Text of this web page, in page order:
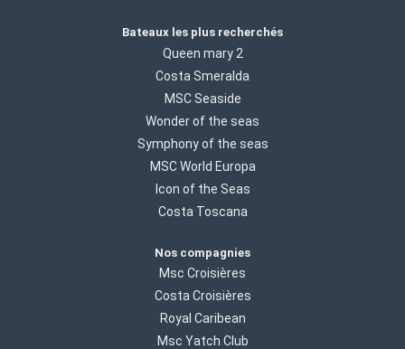
Bateaux les plus recherchés
Queen mary 2
Costa Smeralda
MSC Seaside
Wonder of the seas
Symphony of the seas
MSC World Europa
Icon of the Seas
Costa Toscana
Nos compagnies
Msc Croisières
Costa Croisières
Royal Caribean
Msc Yatch Club